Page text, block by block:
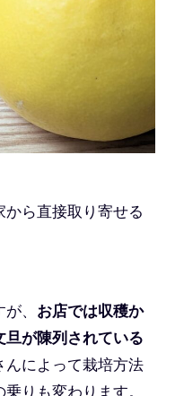
ら直接取り寄せる
、 お店では収穫か
旦が陳列されている
んによって栽培方法
りも変わります。